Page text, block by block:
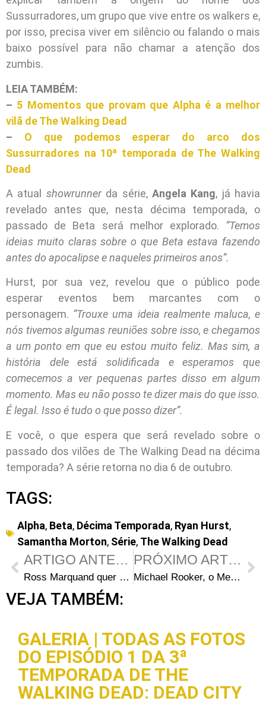
Sussurradores, um grupo que vive entre os walkers e,
por isso, precisa viver em silêncio ou falando o mais
baixo possível para não chamar a atenção dos
zumbis.
LEIA TAMBÉM:
– 5 Momentos que provam que Alpha é a melhor
vilã de The Walking Dead
– O que podemos esperar do arco dos
Sussurradores na 10ª temporada de The Walking
Dead
A atual showrunnerda série, Angela Kang, já havia
revelado antes que, nesta décima temporada, o
passado de Beta será melhor explorado. “Temos
ideias muito claras sobre o que Beta estava fazendo
antes do apocalipse e naqueles primeiros anos”.
Hurst, por sua vez, revelou que o público pode
esperar eventos bem marcantes com o
personagem. “Trouxe uma ideia realmente maluca, e
nós tivemos algumas reuniões sobre isso, e chegamos
a um ponto em que eu estou muito feliz. Mas sim, a
história dele está solidificada e esperamos que
comecemos a ver pequenas partes disso em algum
momento. Mas eu não posso te dizer mais do que isso.
É legal. Isso é tudo o que posso dizer”.
E você, o que espera que será revelado sobre o
passado dos vilões de The Walking Dead na décima
temporada? A série retorna no dia 6 de outubro.
TAGS:
Alpha, Beta, Décima Temporada, Ryan Hurst,
Samantha Morton, Série, The Walking Dead
ARTIGO ANTERIOR
Ross Marquand quer uma morte épica para Aaron em The Walking Dead
PRÓXIMO ARTIGO
Michael Rooker, o Merle de The Walking Dead, entra para o elenco de Velozes e Furiosos 9
VEJA TAMBÉM:
GALERIA | TODAS AS FOTOS
DO EPISÓDIO 1 DA 3ª
TEMPORADA DE THE
WALKING DEAD: DEAD CITY